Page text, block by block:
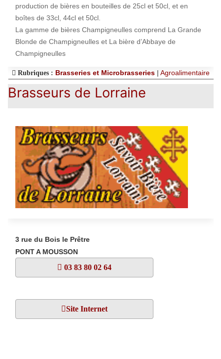
production de bières en bouteilles de 25cl et 50cl, et en
boîtes de 33cl, 44cl et 50cl.
La gamme de bières Champigneulles comprend La Grande
Blonde de Champigneulles et La bière d’Abbaye de
Champigneulles
Rubriques : Brasseries et Microbrasseries | Agroalimentaire
Brasseurs de Lorraine
3 rue du Bois le Prêtre
PONT A MOUSSON
03 83 80 02 64
Site Internet